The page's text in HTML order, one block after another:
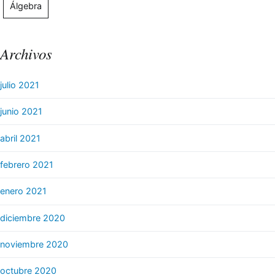
Álgebra
Archivos
julio 2021
junio 2021
abril 2021
febrero 2021
enero 2021
diciembre 2020
noviembre 2020
octubre 2020